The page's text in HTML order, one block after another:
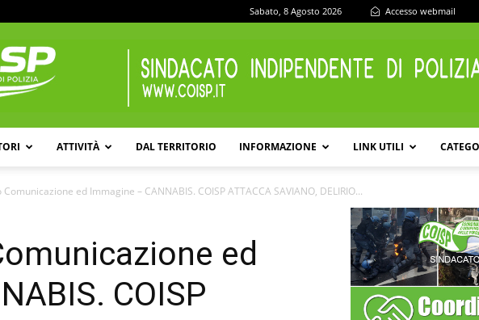
Sabato, 8 Agosto 2026 Accesso webmail
ATTIVITÀ DAL TERRITORIO INFORMAZIONE LINK UTILI
Comunicazione ed Immagine – CANNABIS. COISP ATTACCA SAVIANO, DELIRIO...
ed
COISP